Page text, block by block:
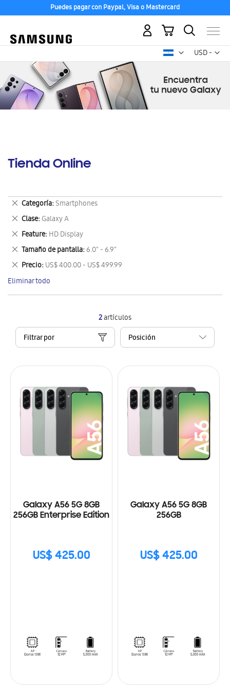
Puedes pagar con Paypal, Visa o Mastercard
USD -
dólar
Mi carrito
Tienda Online
2artículos
Filtrar por
Galaxy A56 5G 8GB
256GB Enterprise Edition
US$ 425.00
Galaxy A56 5G 8GB
256GB
US$ 425.00
Categoría Smartphones
Eliminar
este
artículo
Clase Galaxy A
Eliminar
este
artículo
Feature HD Display
Eliminar
este
artículo
Tamaño de pantalla 6.0" - 6.9"
Eliminar
este
artículo
Precio US$ 400.00 - US$ 499.99
Eliminar
este
artículo
Eliminar todo